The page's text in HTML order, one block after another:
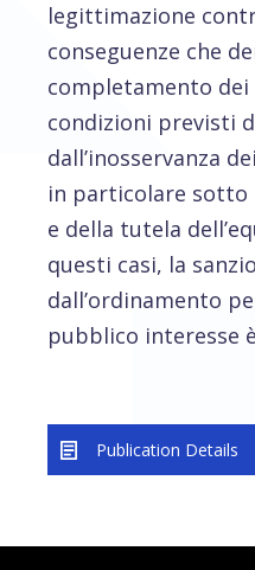
legittimazione
conseguenze che
completamento
condizioni previsti
dall’inosservanza
in particolare
e della tutela
questi casi, la
dall’ordinamento
pubblico interesse
Publication Details